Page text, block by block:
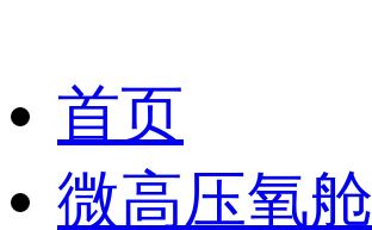
首页
微高压氧舱